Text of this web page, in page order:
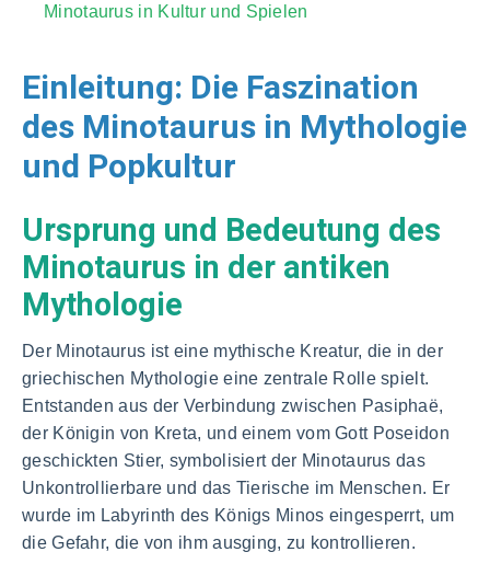
Minotaurus in Kultur und Spielen
Einleitung: Die Faszination
des Minotaurus in Mythologie
und Popkultur
Ursprung und Bedeutung des
Minotaurus in der antiken
Mythologie
Der Minotaurus ist eine mythische Kreatur, die in der
griechischen Mythologie eine zentrale Rolle spielt.
Entstanden aus der Verbindung zwischen Pasiphaë,
der Königin von Kreta, und einem vom Gott Poseidon
geschickten Stier, symbolisiert der Minotaurus das
Unkontrollierbare und das Tierische im Menschen. Er
wurde im Labyrinth des Königs Minos eingesperrt, um
die Gefahr, die von ihm ausging, zu kontrollieren.